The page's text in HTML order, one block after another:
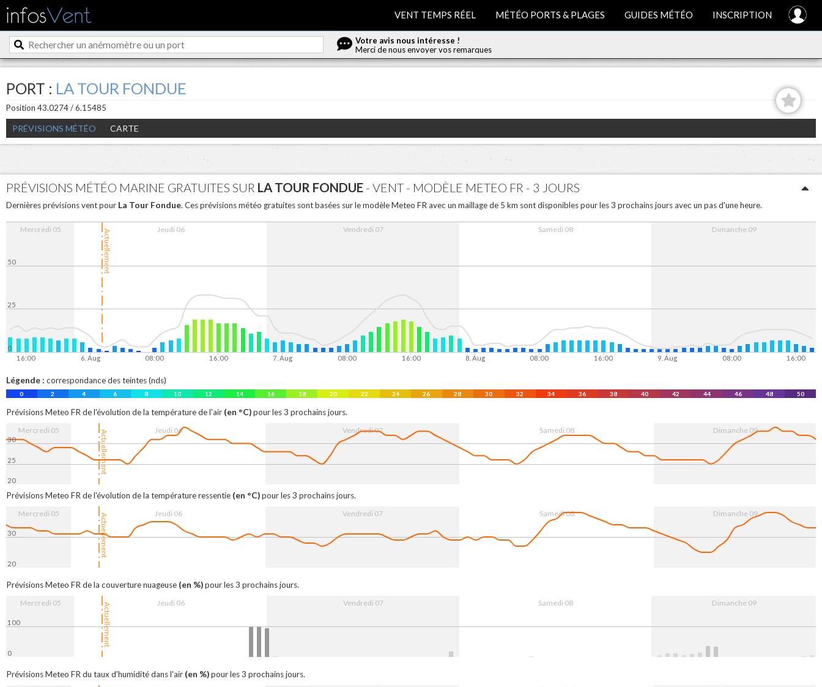
VENT TEMPS RÉEL MÉTÉO PORTS & PLAGES GUIDES MÉTÉO INSCRIPTION
Votre avis nous intéresse !
Merci de nous envoyer vos remarques
PORT : LA TOUR FONDUE
Position 43.0274 / 6.15485
PRÉVISIONS MÉTÉO CARTE
PRÉVISIONS MÉTÉO MARINE GRATUITES SUR LA TOUR FONDUE - VENT - MODÈLE METEO FR - 3 JOURS
Dernières prévisions vent pour La Tour Fondue. Ces prévisions météo gratuites sont basées sur le modèle Meteo FR avec un maillage de 5 km sont disponibles pour les 3 prochains jours avec un pas d'une heure.
Actuellement
Mercredi 05 Jeudi 06 Vendredi 07 Samedi 08 Dimanche 09
16:00 6. Aug 08:00 16:00 7. Aug 08:00 16:00 8. Aug 08:00 16:00 9. Aug 08:00 16:00
0
25
50
Légende : correspondance des teintes (nds)
0 2 4 6 8 10 12 14 16 18 20 22 24 26 28 30 32 34 36 38 40 42 44 46 48 50
Prévisions Meteo FR de l'évolution de la température de l'air (en °C)pour les 3 prochains jours.
Actuellement
Mercredi 05 Jeudi 06 Vendredi 07 Samedi 08 Dimanche 09
20
25
30
Prévisions Meteo FR de l'évolution de la température ressentie (en °C)pour les 3 prochains jours.
Actuellement
Mercredi 05 Jeudi 06 Vendredi 07 Samedi 08 Dimanche 09
20
30
Prévisions Meteo FR de la couverture nuageuse (en %)pour les 3 prochains jours.
Actuellement
Mercredi 05 Jeudi 06 Vendredi 07 Samedi 08 Dimanche 09
0
100
Prévisions Meteo FR du taux d'humidité dans l'air (en %)pour les 3 prochains jours.